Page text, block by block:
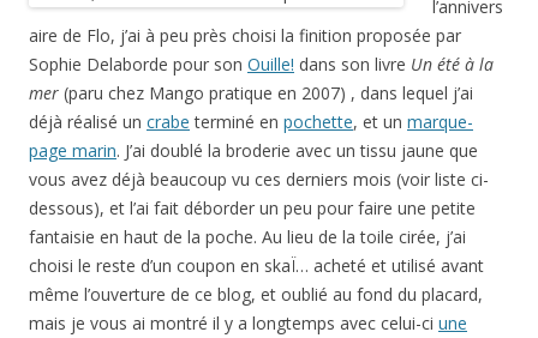
l’annivers
aire de Flo, j’ai à peu près choisi la finition proposée par
Sophie Delaborde pour son Ouille! dans son livre Un été à la
mer (paru chez Mango pratique en 2007) , dans lequel j’ai
déjà réalisé un crabe terminé en pochette, et un marque-
page marin. J’ai doublé la broderie avec un tissu jaune que
vous avez déjà beaucoup vu ces derniers mois (voir liste ci-
dessous), et l’ai fait déborder un peu pour faire une petite
fantaisie en haut de la poche. Au lieu de la toile cirée, j’ai
choisi le reste d’un coupon en skaÏ… acheté et utilisé avant
même l’ouverture de ce blog, et oublié au fond du placard,
mais je vous ai montré il y a longtemps avec celui-ci une